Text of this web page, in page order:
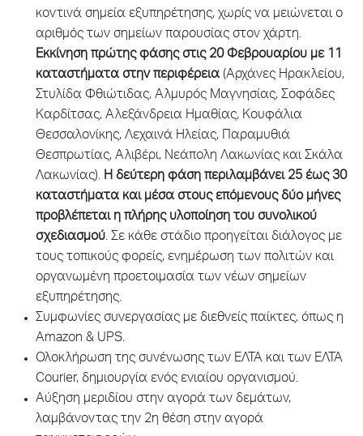
κοντινά σημεία εξυπηρέτησης, χωρίς να μειώνεται ο
αριθμός των σημείων παρουσίας στον χάρτη.
Εκκίνηση πρώτης φάσης στις 20 Φεβρουαρίου με 11
καταστήματα στην περιφέρεια (Αρχάνες Ηρακλείου,
Στυλίδα Φθιώτιδας, Αλμυρός Μαγνησίας, Σοφάδες
Καρδίτσας, Αλεξάνδρεια Ημαθίας, Κουφάλια
Θεσσαλονίκης, Λεχαινά Ηλείας, Παραμυθιά
Θεσπρωτίας, Αλιβέρι, Νεάπολη Λακωνίας και Σκάλα
Λακωνίας). Η δεύτερη φάση περιλαμβάνει 25 έως 30
καταστήματα και μέσα στους επόμενους δύο μήνες
προβλέπεται η πλήρης υλοποίηση του συνολικού
σχεδιασμού. Σε κάθε στάδιο προηγείται διάλογος με
τους τοπικούς φορείς, ενημέρωση των πολιτών και
οργανωμένη προετοιμασία των νέων σημείων
εξυπηρέτησης.
Συμφωνίες συνεργασίας με διεθνείς παίκτες, όπως η
Amazon & UPS.
Ολοκλήρωση της συνένωσης των ΕΛΤΑ και των ΕΛΤΑ
Courier, δημιουργία ενός ενιαίου οργανισμού.
Αύξηση μεριδίου στην αγορά των δεμάτων,
λαμβάνοντας την 2η θέση στην αγορά